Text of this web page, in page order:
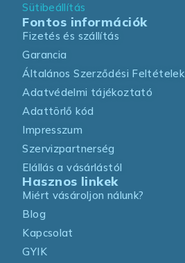
Sütibeállítás
Fontos információk
Fizetés és szállítás
Garancia
Általános Szerződési Feltételek
Adatvédelmi tájékoztató
Adattörlő kód
Impresszum
Szervizpartnerség
Elállás a vásárlástól
Hasznos linkek
Miért vásároljon nálunk?
Blog
Kapcsolat
GYIK